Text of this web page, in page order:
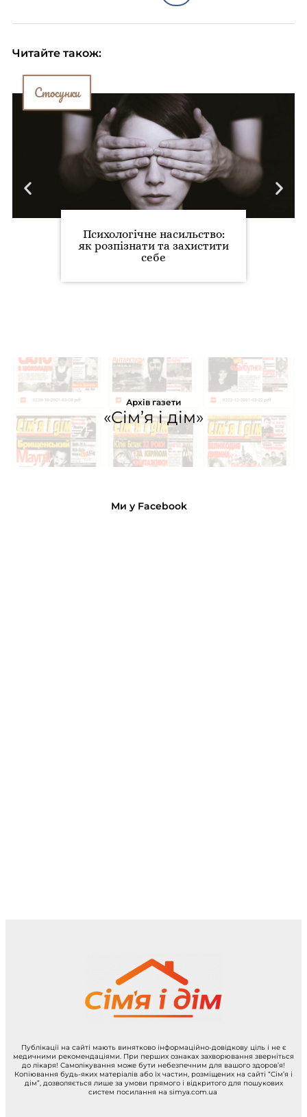
Читайте також:
Стосунки
Психологічне насильство:
як розпізнати та захистити
себе
Архів газети
«Сім’я і дім»
Ми у Facebook
Публікації на сайті мають винятково інформаційно-довідкову ціль і не є
медичними рекомендаціями. При перших ознаках захворювання зверніться
до лікаря! Самолікування може бути небезпечним для вашого здоров’я!
Копіювання будь-яких матеріалів або їх частин, розміщених на сайті “Сім’я і
дім”, дозволяється лише за умови прямого і відкритого для пошукових
систем посилання на simya.com.ua